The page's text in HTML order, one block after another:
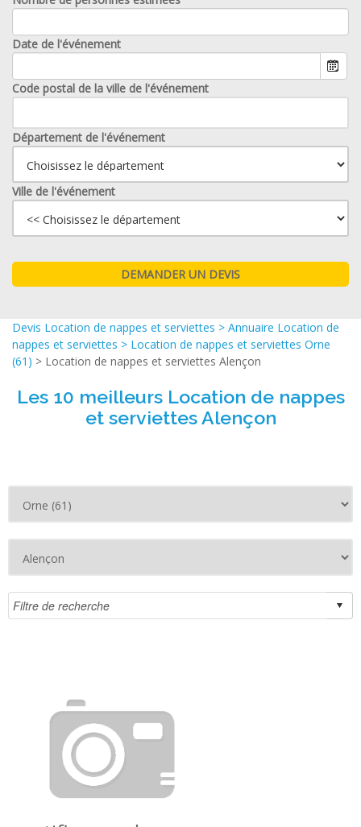
Date de l'événement
Code postal de la ville de l'événement
Département de l'événement
Ville de l'événement
Devis Location de nappes et serviettes > Annuaire Location de
nappes et serviettes > Location de nappes et serviettes Orne
(61) > Location de nappes et serviettes Alençon
Les 10 meilleurs Location de nappes
et serviettes Alençon